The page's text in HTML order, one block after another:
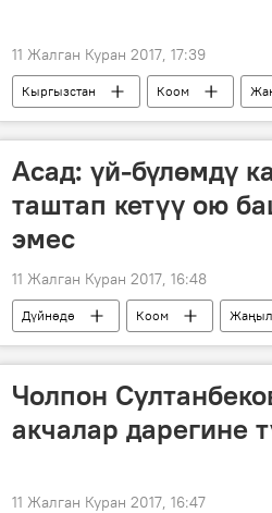
11 Жалган Куран 2017, 17:39
Кыргызстан Коом
кыргыз-казак чек арасы
чек ара
Асад: үй-бүлөмдү
таштап кетүү ою
эмес
11 Жалган Куран 2017, 16:48
Дүйнөдө Коом
үй-бүлө
Чолпон
акчалар дарегине
11 Жалган Куран 2017, 16:47